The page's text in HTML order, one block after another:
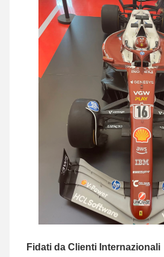
Fidati da Clienti Internazionali